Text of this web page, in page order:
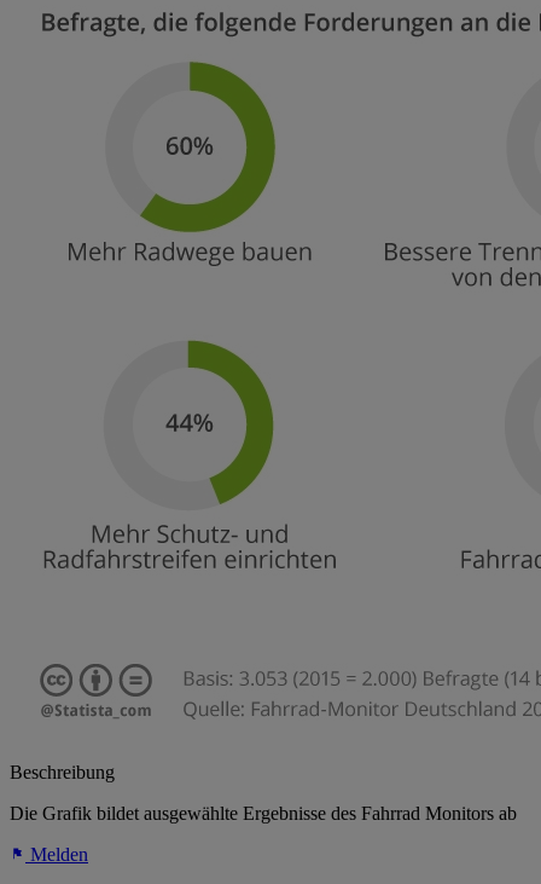
Beschreibung
Die Grafik bildet ausgewählte Ergebnisse des Fahrrad Monitors ab
Melden